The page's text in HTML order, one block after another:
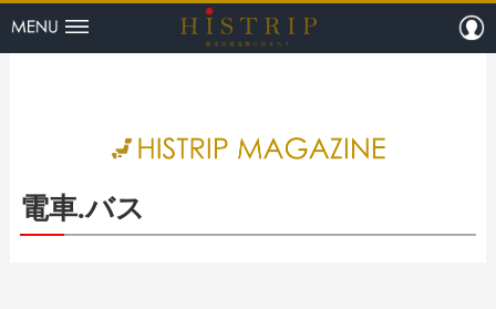
HISTRIP（
電車.バス